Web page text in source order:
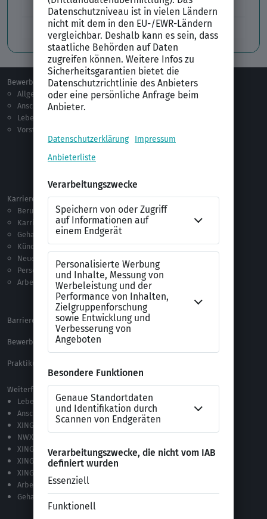
Tabellarischer Lebenslauf
Professionelles Bewerbungsfoto
Bewerben
Allgemeines
Anschreiben
Lebenslauf
Vorstellungsgespräch
Berufsorientierung
Ausbildung
Jobprofile
Karriere
Berufseinstieg
Karriere machen
Gehalt
Kündigung
Neue Arbeitswelt
Personalführung
Arbeitsrecht
Vorlagen & Tests
Anschreiben-Vorlagen
Lebenslauf-Vorlagen
Checklisten
Testverfahren
Alle Word-Dateien
Alle Downloads
Barrierefreiheitserklärung
XING Impressum
Bewerbungs-FAQ
Praktikum Online Marketing
Weiterführende Links
Lebenslauf-Editor
Anschreiben-Editor
XING Stellenmarkt
NWX – „Alles zur Zukunft der Arbeit“
XING Campus
XING News
XING ProJobs
Arbeitgeber-Bewertungen
Gehaltsvergleich